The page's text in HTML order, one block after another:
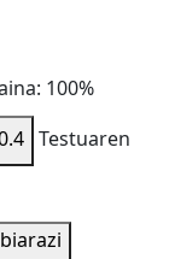
100%
Testuaren